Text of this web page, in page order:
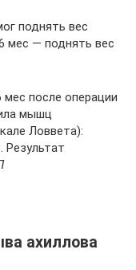
поднять вес
мес — поднять вес
после операции
мышц
Ловвета):
Результат
ахиллова